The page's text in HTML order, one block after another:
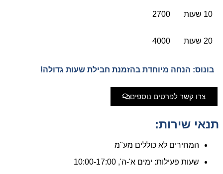
10 שעות 2700
20 שעות 4000
בונוס: הנחה מיוחדת בהזמנת חבילת שעות גדולה!
צרו קשר לפרטים נוספים
תנאי שירות:
המחירים לא כוללים מע"מ
שעות פעילות: ימים א'-ה', 10:00-17:00